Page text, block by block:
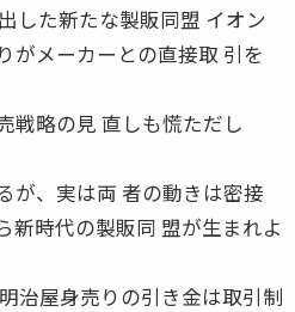
した新たな製販同盟 イオン
がメーカーとの直接取 引を
戦略の見 直しも慌ただし
が、実は両 者の動きは密接
新時代の製販同 盟が生まれよ
治屋身売りの引き金は取引制